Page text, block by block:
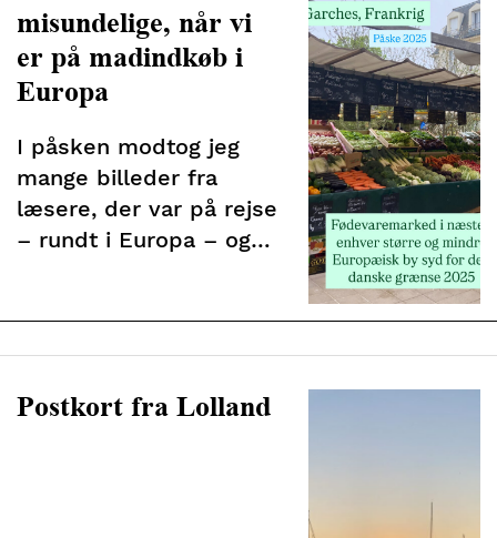
misundelige, når vi
er på madindkøb i
Europa
I påsken modtog jeg
mange billeder fra
læsere, der var på rejse
– rundt i Europa – og
supermarkeder.
Postkort fra Lolland